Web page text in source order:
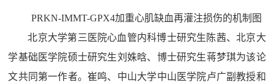
PRKN-IMMT-GPX4加重心肌缺血再灌注损伤的机制图
北京大学第三医院心血管内科博士研究生陈茜、北京大
学基础医学院硕士研究生刘姝晗、博士研究生蒋梦琪为该论
文共同第一作者。崔鸣、中山大学中山医学院卢广副教授和